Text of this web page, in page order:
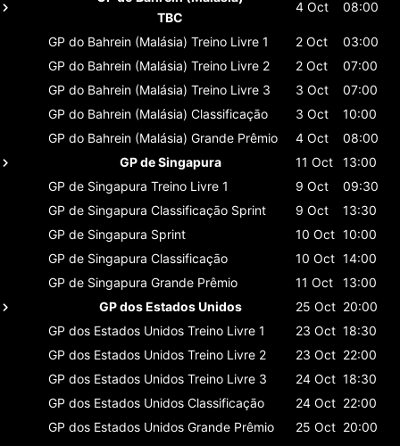
TBC
4 Oct 08:00
GP do Bahrein (Malásia) Treino Livre 1 2 Oct
03:00
GP do Bahrein (Malásia) Treino Livre 2 2 Oct
07:00
GP do Bahrein (Malásia) Treino Livre 3 3 Oct
07:00
GP do Bahrein (Malásia) Classificaçāo 3 Oct
10:00
GP do Bahrein (Malásia) Grande Prêmio 4 Oct
08:00
GP de Singapura
11 Oct
13:00
GP de Singapura Treino Livre 1 9 Oct
09:30
GP de Singapura Classificaçāo Sprint 9 Oct
13:30
GP de Singapura Sprint 10 Oct 10:00
GP de Singapura Classificaçāo 10 Oct 14:00
GP de Singapura Grande Prêmio 11 Oct
13:00
GP dos Estados Unidos
25 Oct 20:00
GP dos Estados Unidos Treino Livre 1 23 Oct 18:30
GP dos Estados Unidos Treino Livre 2 23 Oct 22:00
GP dos Estados Unidos Treino Livre 3 24 Oct 18:30
GP dos Estados Unidos Classificaçāo 24 Oct 22:00
GP dos Estados Unidos Grande Prêmio 25 Oct 20:00